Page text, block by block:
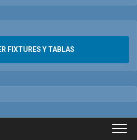
FIXTURES Y TABLAS